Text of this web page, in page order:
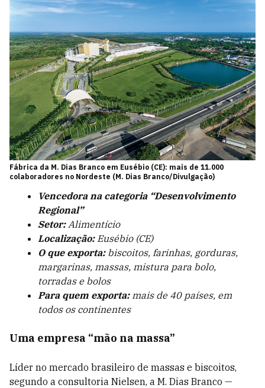
Fábrica da M. Dias Branco em Eusébio (CE): mais de 11.000
colaboradores no Nordeste (M. Dias Branco/Divulgação)
Vencedora na categoria “Desenvolvimento
Regional”
Setor:Alimentício
Localização: Eusébio (CE)
O que exporta:biscoitos, farinhas, gorduras,
margarinas, massas, mistura para bolo,
torradas e bolos
Para quem exporta:mais de 40 países, em
todos os continentes
Uma empresa “mão na massa”
Líder no mercado brasileiro de massas e biscoitos,
segundo a consultoria Nielsen, a M. Dias Branco —